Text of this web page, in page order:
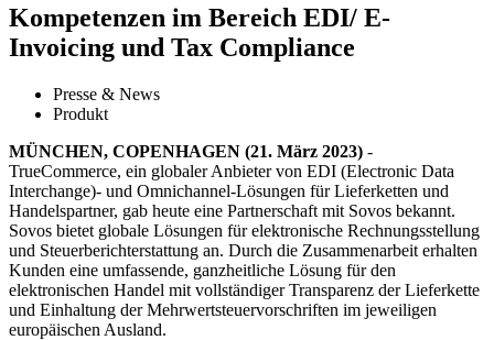
Kompetenzen im Bereich EDI/ E-
Invoicing und Tax Compliance
Presse & News
Produkt
MÜNCHEN, COPENHAGEN (21. März 2023) -
TrueCommerce, ein globaler Anbieter von EDI (Electronic Data
Interchange)- und Omnichannel-Lösungen für Lieferketten und
Handelspartner, gab heute eine Partnerschaft mit Sovos bekannt.
Sovos bietet globale Lösungen für elektronische Rechnungsstellung
und Steuerberichterstattung an. Durch die Zusammenarbeit erhalten
Kunden eine umfassende, ganzheitliche Lösung für den
elektronischen Handel mit vollständiger Transparenz der Lieferkette
und Einhaltung der Mehrwertsteuervorschriften im jeweiligen
europäischen Ausland.